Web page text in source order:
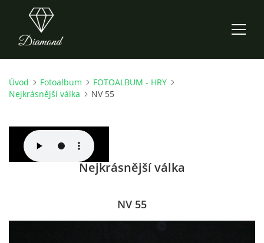
ÚVOD
O NÁS
Úvod Fotoalbum
FOTOALBUM - HRY
Nejkrásnější válka
NV 55
Nejkrásnější válka
NV 55